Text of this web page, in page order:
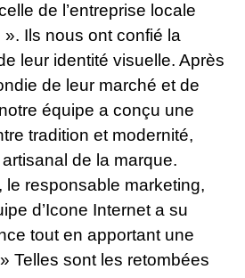
de l’entreprise locale
Ils nous ont confié la
leur identité visuelle. Après
de leur marché et de
équipe a conçu une
tradition et modernité,
de la marque.
le responsable marketing,
d’Icone Internet a su
tout en apportant une
Telles sont les retombées